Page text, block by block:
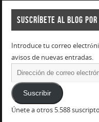
SUSCRÍBETE AL BLOG
Introduce tu correo
avisos de nuevas entradas.
Suscribir
Únete a otros 5.588